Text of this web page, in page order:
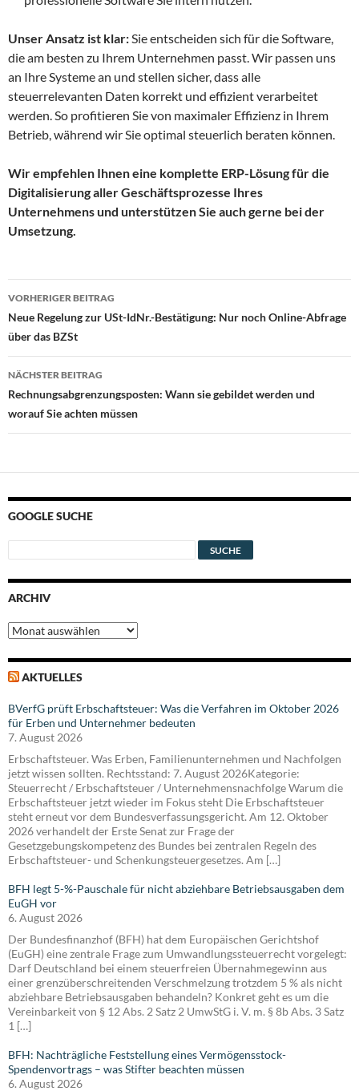
Unser Ansatz ist klar: Sie entscheiden sich für die Software,
die am besten zu Ihrem Unternehmen passt. Wir passen uns
an Ihre Systeme an und stellen sicher, dass alle
steuerrelevanten Daten korrekt und effizient verarbeitet
werden. So profitieren Sie von maximaler Effizienz in Ihrem
Betrieb, während wir Sie optimal steuerlich beraten können.
Wir empfehlen Ihnen eine komplette ERP-Lösung für die
Digitalisierung aller Geschäftsprozesse Ihres
Unternehmens und unterstützen Sie auch gerne bei der
Umsetzung.
Beitragsnavigation
VORHERIGER BEITRAG
Neue Regelung zur USt-IdNr.-Bestätigung: Nur noch Online-Abfrage
über das BZSt
NÄCHSTER BEITRAG
Rechnungsabgrenzungsposten: Wann sie gebildet werden und
worauf Sie achten müssen
GOOGLE SUCHE
ARCHIV
Archiv
AKTUELLES
BVerfG prüft Erbschaftsteuer: Was die Verfahren im Oktober 2026
für Erben und Unternehmer bedeuten
7. August 2026
Erbschaftsteuer. Was Erben, Familienunternehmen und Nachfolgen
jetzt wissen sollten. Rechtsstand: 7. August 2026Kategorie:
Steuerrecht / Erbschaftsteuer / Unternehmensnachfolge Warum die
Erbschaftsteuer jetzt wieder im Fokus steht Die Erbschaftsteuer
steht erneut vor dem Bundesverfassungsgericht. Am 12. Oktober
2026 verhandelt der Erste Senat zur Frage der
Gesetzgebungskompetenz des Bundes bei zentralen Regeln des
Erbschaftsteuer- und Schenkungsteuergesetzes. Am […]
BFH legt 5-%-Pauschale für nicht abziehbare Betriebsausgaben dem
EuGH vor
6. August 2026
Der Bundesfinanzhof (BFH) hat dem Europäischen Gerichtshof
(EuGH) eine zentrale Frage zum Umwandlungssteuerrecht vorgelegt:
Darf Deutschland bei einem steuerfreien Übernahmegewinn aus
einer grenzüberschreitenden Verschmelzung trotzdem 5 % als nicht
abziehbare Betriebsausgaben behandeln? Konkret geht es um die
Vereinbarkeit von § 12 Abs. 2 Satz 2 UmwStG i. V. m. § 8b Abs. 3 Satz
1 […]
BFH: Nachträgliche Feststellung eines Vermögensstock-
Spendenvortrags – was Stifter beachten müssen
6. August 2026